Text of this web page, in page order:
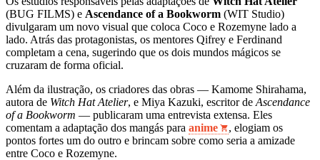
(BUG FILMS) e Ascendance of a Bookworm (WIT Studio)
divulgaram um novo visual que coloca Coco e Rozemyne lado a
lado. Atrás das protagonistas, os mentores Qifrey e Ferdinand
completam a cena, sugerindo que os dois mundos mágicos se
cruzaram de forma oficial.
Além da ilustração, os criadores das obras — Kamome Shirahama,
autora de Witch Hat Atelier, e Miya Kazuki, escritor de Ascendance
of a Bookworm — publicaram uma entrevista extensa. Eles
comentam a adaptação dos mangás para anime
, elogiam os
pontos fortes um do outro e brincam sobre como seria a amizade
entre Coco e Rozemyne.